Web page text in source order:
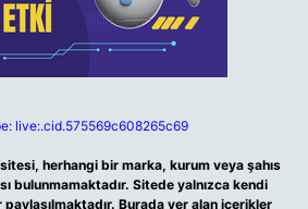
live:.cid.575569c608265c69
herhangi bir marka, kurum veya şahıs
bulunmamaktadır. Sitede yalnızca kendi
paylaşılmaktadır. Burada yer alan içerikler